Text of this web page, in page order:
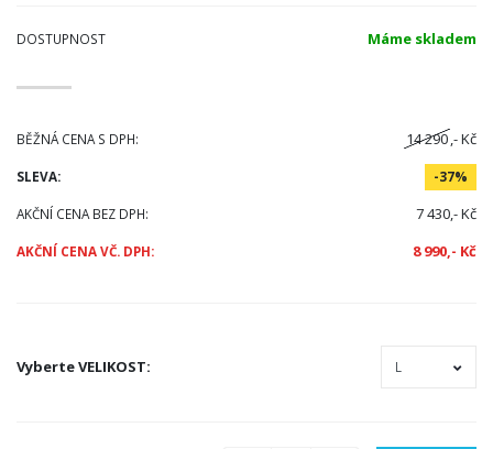
DOSTUPNOST Máme skladem
BĚŽNÁ CENA S DPH: 14 290,- Kč
SLEVA: -37%
AKČNÍ CENA BEZ DPH: 7 430,- Kč
AKČNÍ CENA VČ. DPH: 8 990,- Kč
VyberteVELIKOST: